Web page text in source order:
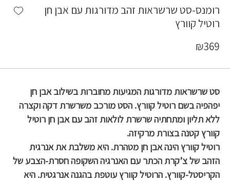
רומנס-סט שרשראות זהב מדורגות עם אבן חן
רוטיל קוורץ
₪369
סט שרשראות מדורגות המגיעות מחוברות בשילוב אבן חן
יפהפיה בשם רוטיל קוורץ. הסט מורכב משרשרת דקה וקצרה
ללא תליון ומתחתיה שרשרת לולאות זהב עם אבן חן רוטיל
קוורץ קטנה בצורת מרקיזה.
רוטיל קוורץ הינה אבן חן מטהרת. היא משלבת את אנרגית
הזהב של צ’קרת הכתר עם האנרגיה השקופה חסרת-הצבע של
הקריסטל-קוורץ. הרוטיל קוורץ עוטפת בהגנה אנרגטית. היא